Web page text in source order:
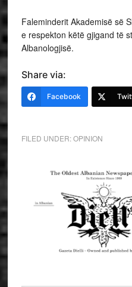
Faleminderit Akademisë së
e respekton këtë gjigand të
Albanologjisë.
Share via:
Facebook
FILED UNDER:OPINION